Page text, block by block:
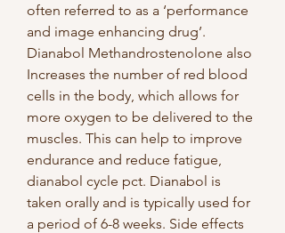
often referred to as a ‘performance
and image enhancing drug’.
Dianabol Methandrostenolone also
Increases the number of red blood
cells in the body, which allows for
more oxygen to be delivered to the
muscles. This can help to improve
endurance and reduce fatigue,
dianabol cycle pct. Dianabol is
taken orally and is typically used for
a period of 6-8 weeks. Side effects